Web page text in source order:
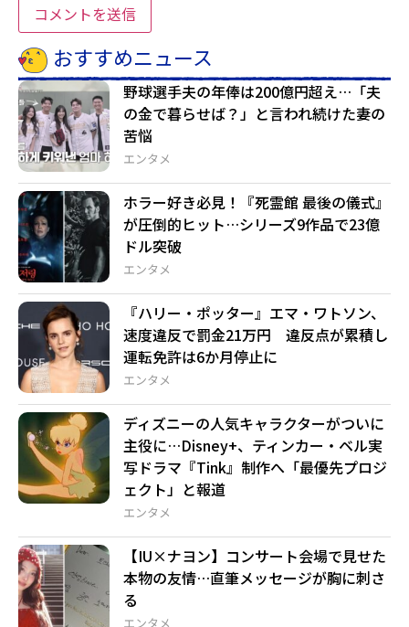
おすすめニュース
エンタメ
野球選手夫の年俸は200億円超え…「夫
の金で暮らせば？」と言われ続けた妻の
苦悩
エンタメ
ホラー好き必見！『死霊館 最後の儀式』
が圧倒的ヒット…シリーズ9作品で23億
ドル突破
エンタメ
『ハリー・ポッター』エマ・ワトソン、
速度違反で罰金21万円 違反点が累積し
運転免許は6か月停止に
エンタメ
ディズニーの人気キャラクターがついに
主役に…Disney+、ティンカー・ベル実
写ドラマ『Tink』制作へ「最優先プロジ
ェクト」と報道
エンタメ
【IU×ナヨン】コンサート会場で見せた
本物の友情…直筆メッセージが胸に刺さ
る